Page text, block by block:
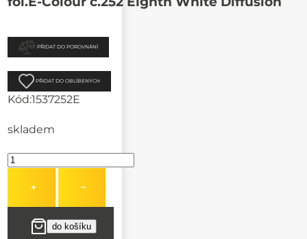
PŘIDAT DO POROVNÁNÍ
PŘIDAT DO OBLÍBENÝCH
Kód:1537252E
skladem
+ −